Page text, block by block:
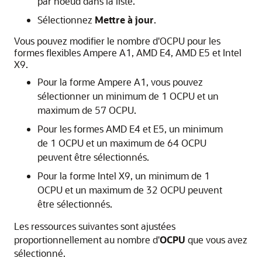
Sélectionnez Mettre à jour.
Vous pouvez modifier le nombre d'OCPU pour les
formes flexibles Ampere A1, AMD E4, AMD E5 et Intel
X9.
Pour la forme Ampere A1, vous pouvez
sélectionner un minimum de 1 OCPU et un
maximum de 57 OCPU.
Pour les formes AMD E4 et E5, un minimum
de 1 OCPU et un maximum de 64 OCPU
peuvent être sélectionnés.
Pour la forme Intel X9, un minimum de 1
OCPU et un maximum de 32 OCPU peuvent
être sélectionnés.
Les ressources suivantes sont ajustées
proportionnellement au nombre d'OCPU que vous avez
sélectionné.